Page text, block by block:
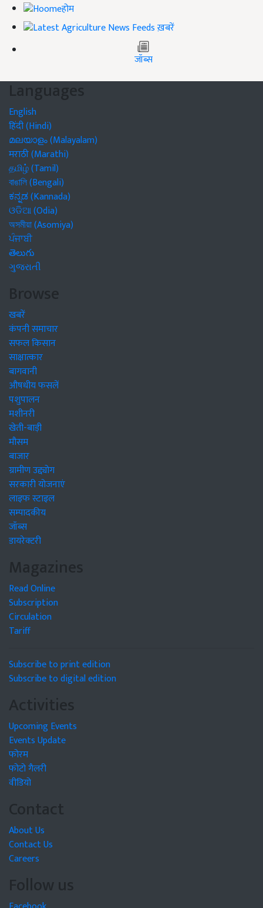
होम
ख़बरें
जॉब्स
Languages
English
हिंदी (Hindi)
മലയാളം (Malayalam)
मराठी (Marathi)
தமிழ் (Tamil)
বাঙালি (Bengali)
ಕನ್ನಡ (Kannada)
ଓଡିଆ (Odia)
অসমীয়া (Asomiya)
ਪੰਜਾਬੀ
తెలుగు
ગુજરાતી
Browse
खबरें
कंपनी समाचार
सफल किसान
साक्षात्कार
बागवानी
औषधीय फसलें
पशुपालन
मशीनरी
खेती-बाड़ी
मौसम
बाजार
ग्रामीण उद्द्योग
सरकारी योजनाएं
लाइफ स्टाइल
सम्पादकीय
जॉब्स
डायरेक्टरी
Magazines
Read Online
Subscription
Circulation
Tariff
Subscribe to print edition
Subscribe to digital edition
Activities
Upcoming Events
Events Update
फोरम
फोटो गैलरी
वीडियो
Contact
About Us
Contact Us
Careers
Follow us